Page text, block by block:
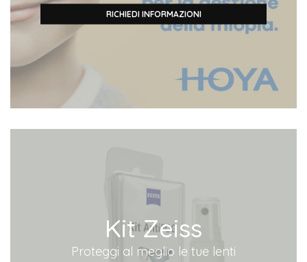
RICHIEDI INFORMAZIONI
Kit Zeiss
Proteggi al meglio le tue lenti